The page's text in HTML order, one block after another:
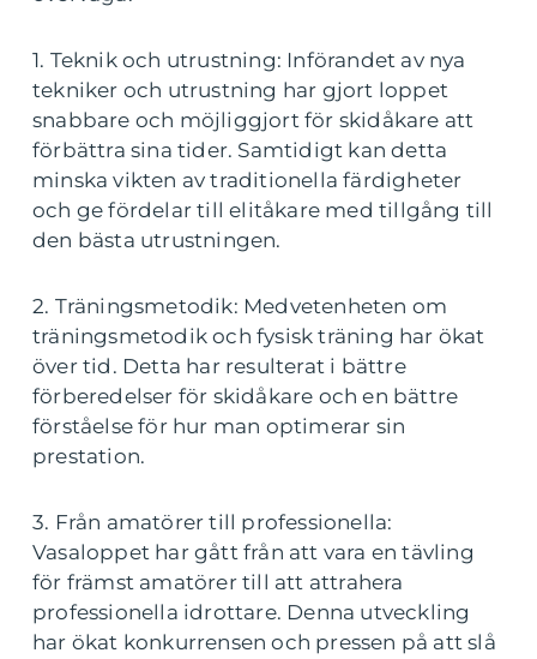
1. Teknik och utrustning: Införandet av nya
tekniker och utrustning har gjort loppet
snabbare och möjliggjort för skidåkare att
förbättra sina tider. Samtidigt kan detta
minska vikten av traditionella färdigheter
och ge fördelar till elitåkare med tillgång till
den bästa utrustningen.
2. Träningsmetodik: Medvetenheten om
träningsmetodik och fysisk träning har ökat
över tid. Detta har resulterat i bättre
förberedelser för skidåkare och en bättre
förståelse för hur man optimerar sin
prestation.
3. Från amatörer till professionella:
Vasaloppet har gått från att vara en tävling
för främst amatörer till att attrahera
professionella idrottare. Denna utveckling
har ökat konkurrensen och pressen på att slå